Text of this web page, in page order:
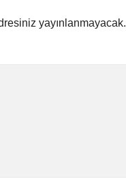
yayınlanmayacak.